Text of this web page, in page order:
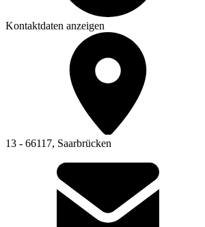
Kontaktdaten anzeigen
13 - 66117, Saarbrücken